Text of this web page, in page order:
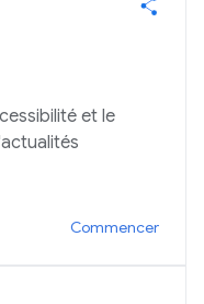
et le
Commencer